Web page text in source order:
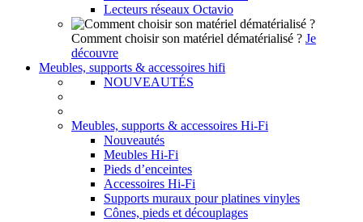
Lecteurs réseaux Octavio
Comment choisir son matériel dématérialisé ? Je
découvre
Meubles, supports & accessoires hifi
NOUVEAUTÉS
Meubles, supports & accessoires Hi-Fi
Nouveautés
Meubles Hi-Fi
Pieds d’enceintes
Accessoires Hi-Fi
Supports muraux pour platines vinyles
Cônes, pieds et découplages